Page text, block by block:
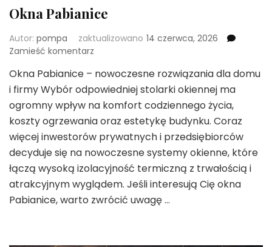
Okna Pabianice
Autor: pompa zaktualizowano 14 czerwca, 2026
Zamieść komentarz
Okna
Pabianice
Okna Pabianice – nowoczesne rozwiązania dla domu
i firmy Wybór odpowiedniej stolarki okiennej ma
ogromny wpływ na komfort codziennego życia,
koszty ogrzewania oraz estetykę budynku. Coraz
więcej inwestorów prywatnych i przedsiębiorców
decyduje się na nowoczesne systemy okienne, które
łączą wysoką izolacyjność termiczną z trwałością i
atrakcyjnym wyglądem. Jeśli interesują Cię okna
Pabianice, warto zwrócić uwagę …